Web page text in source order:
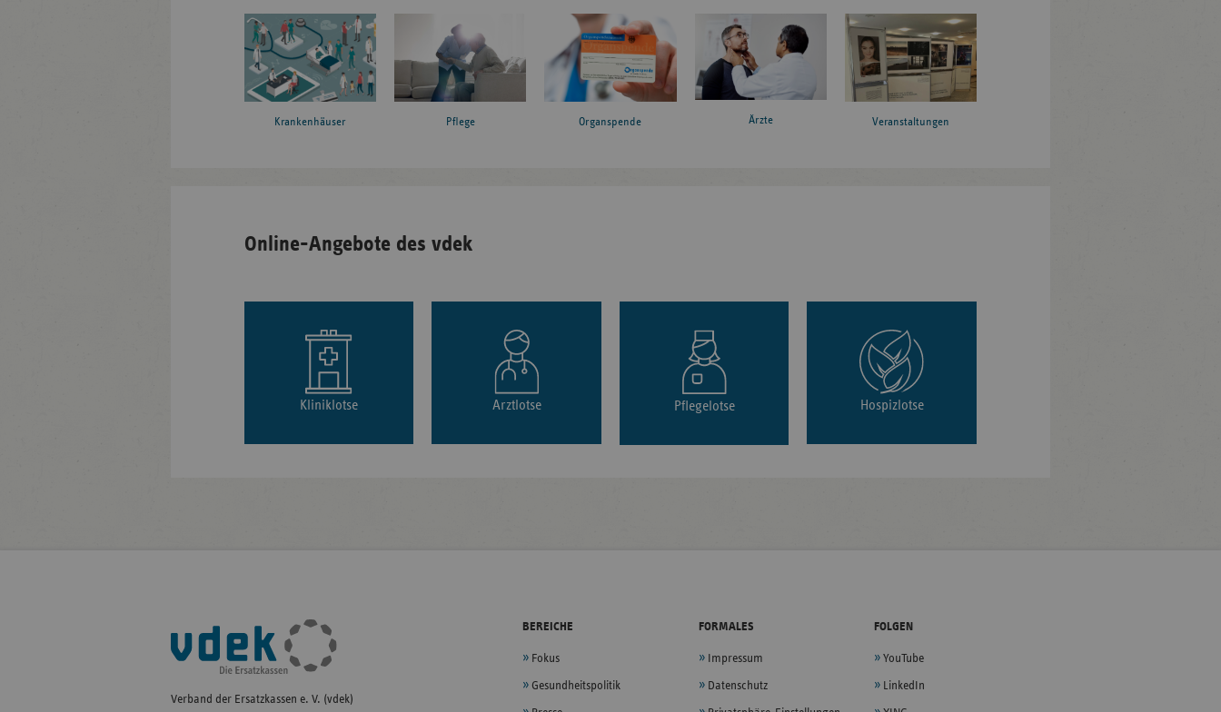
Krankenhäuser Pflege Organspende Ärzte Veranstaltungen
Online-Angebote des vdek
Kliniklotse Arztlotse Pflegelotse Hospizlotse
Fußleisten-
Navigation
Verband der Ersatzkassen e. V. (vdek)
BEREICHE
Fokus
Gesundheitspolitik
FORMALES
Impressum
Datenschutz
FOLGEN
YouTube
LinkedIn